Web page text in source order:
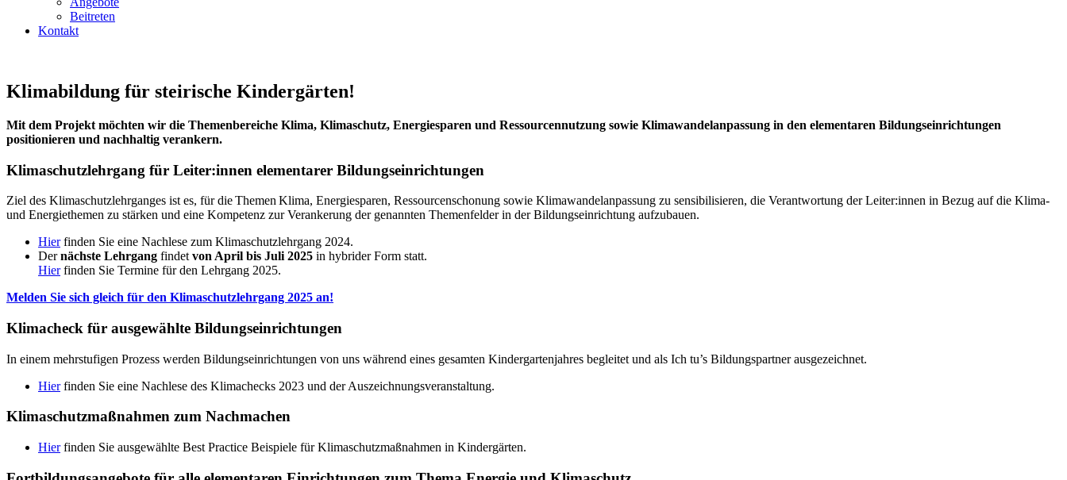
Beitreten
Kontakt
Klimabildung für steirische Kindergärten!
Mit dem Projekt möchten wir die Themenbereiche Klima, Klimaschutz, Energiesparen und Ressourcennutzung sowie Klimawandelanpassung in den elementaren Bildungseinrichtungen
positionieren und nachhaltig verankern.
Klimaschutzlehrgang für Leiter:innen elementarer Bildungseinrichtungen
Ziel des Klimaschutzlehrganges ist es, für die Themen Klima, Energiesparen, Ressourcenschonung sowie Klimawandelanpassung zu sensibilisieren, die Verantwortung der Leiter:innen in Bezug auf die Klima-
und Energiethemen zu stärken und eine Kompetenz zur Verankerung der genannten Themenfelder in der Bildungseinrichtung aufzubauen.
Hierfinden Sie eine Nachlese zum Klimaschutzlehrgang 2024.
Dernächste Lehrgang findet von April bis Juli 2025 in hybrider Form statt.
Hierfinden Sie Termine für den Lehrgang 2025.
Melden Sie sich gleich für den Klimaschutzlehrgang 2025 an!
Klimacheck für ausgewählte Bildungseinrichtungen
In einem mehrstufigen Prozess werden Bildungseinrichtungen von uns während eines gesamten Kindergartenjahres begleitet und als Ich tu’s Bildungspartner ausgezeichnet.
Hierfinden Sie eine Nachlese des Klimachecks 2023 und der Auszeichnungsveranstaltung.
Klimaschutzmaßnahmen zum Nachmachen
Hierfinden Sie ausgewählte Best Practice Beispiele für Klimaschutzmaßnahmen in Kindergärten.